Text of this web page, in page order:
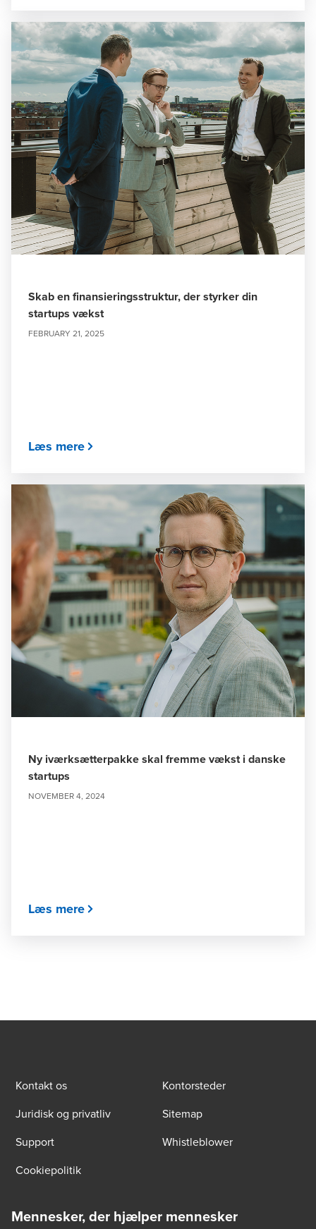
Skab en finansieringsstruktur, der styrker din
startups vækst
FEBRUARY 21, 2025
Læs mere
Ny iværksætterpakke skal fremme vækst i danske
startups
NOVEMBER 4, 2024
Læs mere
Kontakt os
Kontorsteder
Juridisk og privatliv
Sitemap
Support
Whistleblower
Cookiepolitik
Mennesker, der hjælper mennesker